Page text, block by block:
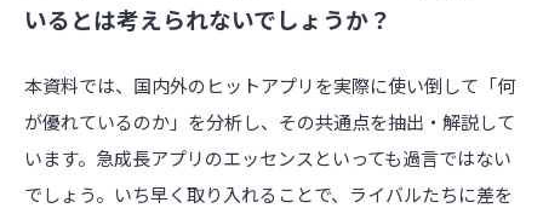
いるとは考えられないでしょうか？
本資料では、国内外のヒットアプリを実際に使い倒して「何
が優れているのか」を分析し、その共通点を抽出・解説して
います。急成長アプリのエッセンスといっても過言ではない
でしょう。いち早く取り入れることで、ライバルたちに差を